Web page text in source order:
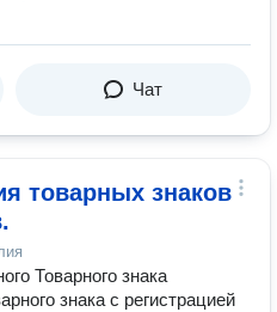
Чат
товарных знаков
Товарного знака
знака с регистрацией